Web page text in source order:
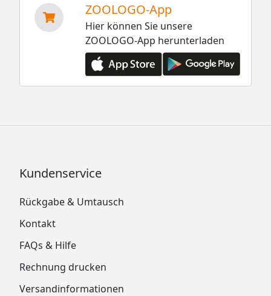
ZOOLOGO-App
Hier können Sie unsere
ZOOLOGO-App herunterladen
Kundenservice
Rückgabe & Umtausch
Kontakt
FAQs & Hilfe
Rechnung drucken
Versandinformationen